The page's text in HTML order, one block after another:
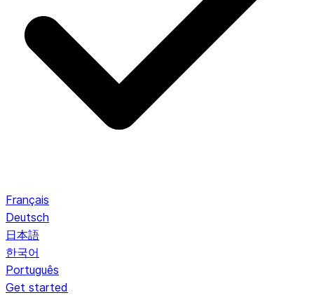
Français
Deutsch
日本語
한국어
Português
Get started